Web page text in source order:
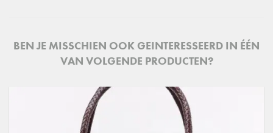
BEN JE MISSCHIEN OOK GEINTERESSEERD IN ÉÉN
VAN VOLGENDE PRODUCTEN?